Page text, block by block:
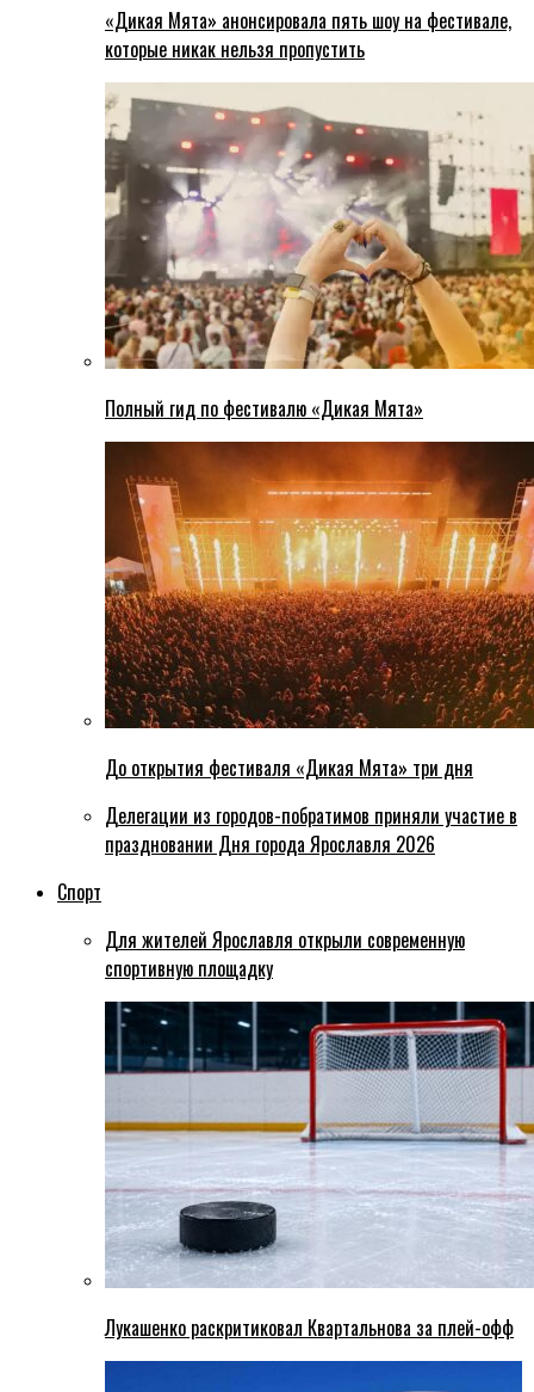
«Дикая Мята» анонсировала пять шоу на фестивале,
которые никак нельзя пропустить
Полный гид по фестивалю «Дикая Мята»
До открытия фестиваля «Дикая Мята» три дня
Делегации из городов-побратимов приняли участие в
праздновании Дня города Ярославля 2026
Спорт
Для жителей Ярославля открыли современную
спортивную площадку
Лукашенко раскритиковал Квартальнова за плей-офф